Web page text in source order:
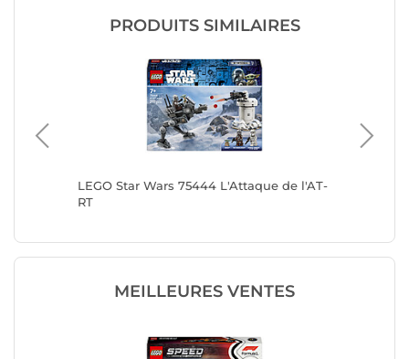
PRODUITS SIMILAIRES
LEGO Star Wars 75444 L'Attaque de l'AT-
RT
MEILLEURES VENTES